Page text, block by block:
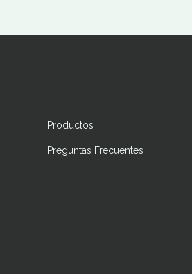
Productos
Preguntas Frecuentes